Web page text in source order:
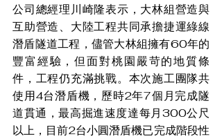
公司總經理川崎隆表示，大林組營造與
互助營造、大陸工程共同承擔捷運綠線
潛盾隧道工程，儘管大林組擁有60年的
豐富經驗，但面對桃園嚴苛的地質條
件，工程仍充滿挑戰。本次施工團隊共
使用4台潛盾機，歷時2年7個月完成隧
道貫通，最高掘進速度達每月300公尺
以上，目前2台小圓潛盾機已完成階段性